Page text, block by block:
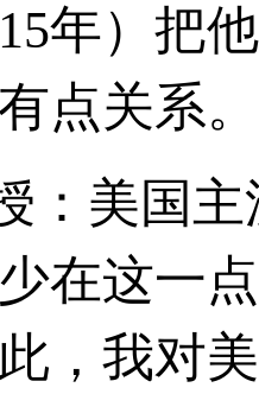
年）把
点关系。
：美国
在这一
，我对